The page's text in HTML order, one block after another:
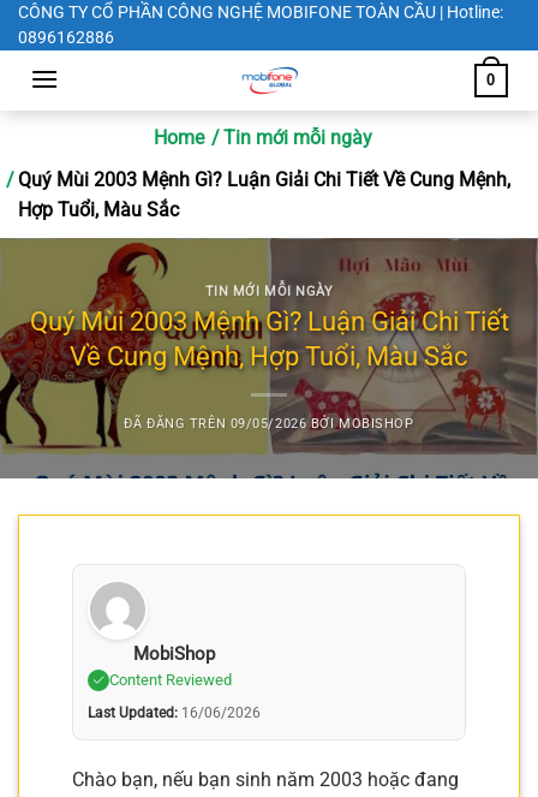
Chuyển
đến
CÔNG TY CỔ PHẦN CÔNG NGHỆ MOBIFONE TOÀN CẦU | Hotline:
0896162886
0
Home
Tin mới mỗi ngày
Quý Mùi 2003 Mệnh Gì? Luận Giải Chi Tiết Về Cung Mệnh,
Hợp Tuổi, Màu Sắc
TIN MỚI MỖI NGÀY
Quý Mùi 2003 Mệnh Gì? Luận Giải Chi Tiết
Về Cung Mệnh, Hợp Tuổi, Màu Sắc
ĐÃ ĐĂNG TRÊN 09/05/2026 BỞIMOBISHOP
MobiShop
Content Reviewed
Last Updated: 16/06/2026
Chào bạn, nếu bạn sinh năm 2003 hoặc đang